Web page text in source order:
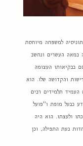
ג'רבה שבתוניסיה למשפחה מיוחסת
במאה העשרים ונחשב
בבקיאותו העצומה
והקדושה שלו. הוא
העמיד תלמידים רבים
כבעל מופת ו"פועל
ולעצתו. הוא היה
בעת התפילה, וכן